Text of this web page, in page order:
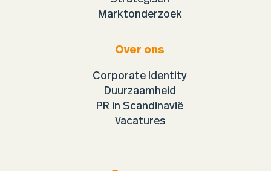
Marktonderzoek
Over ons
Corporate Identity
Duurzaamheid
PR in Scandinavië
Vacatures